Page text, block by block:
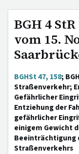
BGH 4
vom 15.
BGHSt 47, 158;
Straßenverkehr;
Gefährlicher
Entziehung der
gefährlicher
einigem Gewicht
Beeinträchtigung
Straßenverkehrs